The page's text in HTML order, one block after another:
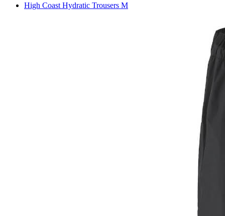
High Coast Hydratic Trousers M